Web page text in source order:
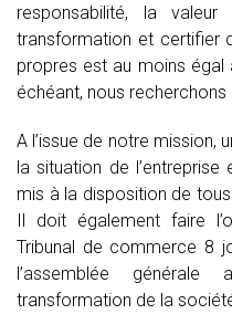
responsabilité, la
transformation et certifier
propres est au moins
échéant, nous recherchons
A l’issue de notre mission,
la situation de
mis à la disposition de
Il doit également faire
Tribunal de commerce 8
l’assemblée
transformation de la